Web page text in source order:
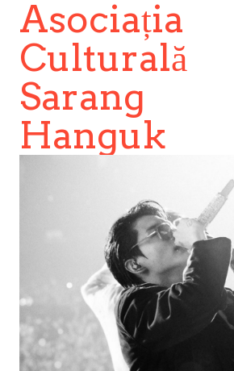
Asociația
Culturală
Sarang
Hanguk